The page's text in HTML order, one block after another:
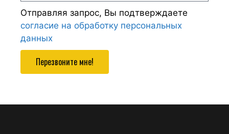
Отправляя запрос, Вы подтверждаете
согласие на обработку персональных
данных
Перезвоните мне!